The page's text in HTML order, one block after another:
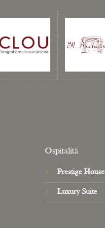
Ospitalità
Prestige House
Luxury Suite